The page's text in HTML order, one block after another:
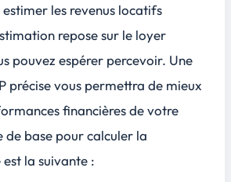
les revenus locatifs
repose sur le loyer
pouvez espérer percevoir. Une
précise vous permettra de mieux
financières de votre
de base pour calculer la
la suivante :